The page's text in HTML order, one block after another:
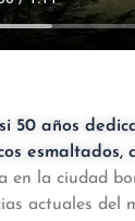
50 años
esmaltados,
en la ciudad
actuales del